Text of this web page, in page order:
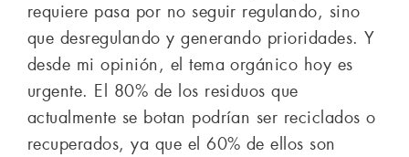
requiere pasa por no seguir regulando, sino
que desregulando y generando prioridades. Y
desde mi opinión, el tema orgánico hoy es
urgente. El 80% de los residuos que
actualmente se botan podrían ser reciclados o
recuperados, ya que el 60% de ellos son